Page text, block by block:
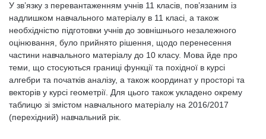
У зв’язку з перевантаженням учнів 11 класів, пов’язаним із
надлишком навчального матеріалу в 11 класі, а також
необхідністю підготовки учнів до зовнішнього незалежного
оцінювання, було прийнято рішення, щодо перенесення
частини навчального матеріалу до 10 класу. Мова йде про
теми, що стосуються границі функції та похідної в курсі
алгебри та початків аналізу, а також координат у просторі та
векторів у курсі геометрії. Для цього також укладено окрему
таблицю зі змістом навчального матеріалу на 2016/2017
(перехідний) навчальний рік.